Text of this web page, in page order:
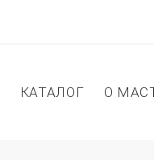
КАТАЛОГ О